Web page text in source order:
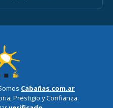
Cabañas.com.ar
Prestigio y Confianza.